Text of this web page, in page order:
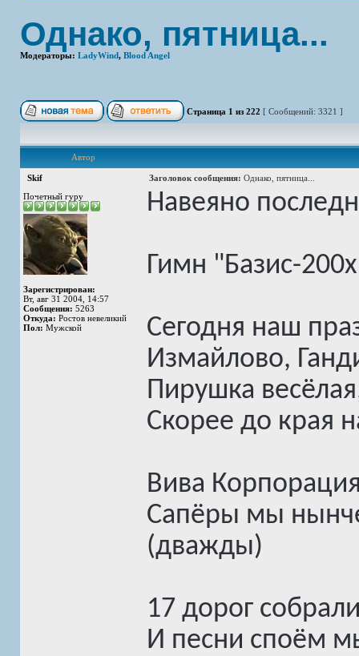
Однако, пятница...
Модераторы: LadyWind, Blood Angel
Страница 1 из 222 [ Сообщений: 3321 ]
Автор
Skif Заголовок сообщения: Однако, пятница...
Почетный гуру
Зарегистрирован:
Вт, авг 31 2004, 14:57
Сообщения: 5263
Откуда: Ростов невеликий
Пол: Мужской
Навеяно
Гимн "Базис-
Сегодня наш
Измайлово,
Пирушка
Скорее до края
Вива
Сапёры мы
(дважды)
17 дорог
И песни споём